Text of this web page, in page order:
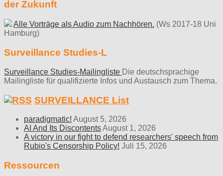
der Zukunft
Alle Vorträge als Audio zum Nachhören. (Ws 2017-18 Uni
Hamburg)
Surveillance Studies-L
Surveillance Studies-Mailingliste Die deutschsprachige
Mailingliste für qualifizierte Infos und Austausch zum Thema.
SURVEILLANCE List
paradigmatic! August 5, 2026
AI And Its DiscontentsAugust 1, 2026
A victory in our fight to defend researchers' speech from
Rubio's Censorship Policy! Juli 15, 2026
Ressourcen